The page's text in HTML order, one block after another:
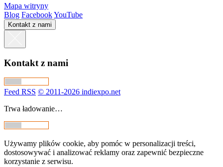
Mapa witryny
Blog FacebookYouTube
Kontakt z nami
Kontakt z nami
Feed RSS © 2011-2026 indiexpo.net
Trwa ładowanie…
Używamy plików cookie, aby pomóc w personalizacji treści,
dostosowywać i analizować reklamy oraz zapewnić bezpieczne
korzystanie z serwisu.